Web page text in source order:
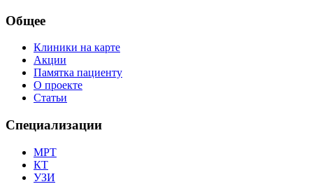
Общее
Клиники на карте
Акции
Памятка пациенту
О проекте
Статьи
Специализации
МРТ
КТ
УЗИ